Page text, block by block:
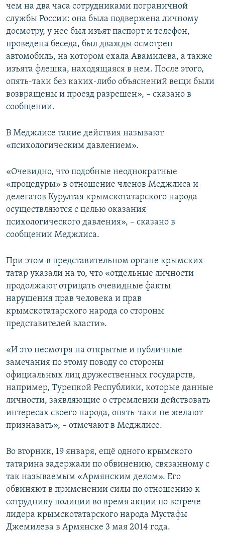
чем на два часа сотрудниками пограничной
службы России: она была подвержена личному
досмотру, у нее был изъят паспорт и телефон,
проведена беседа, был дважды осмотрен
автомобиль, на котором ехала Авамилева, а также
изъята флешка, находящаяся в нем. После этого,
опять-таки без каких-либо объяснений вещи были
возвращены и проезд разрешен», – сказано в
сообщении.
В Меджлисе такие действия называют
«психологическим давлением».
«Очевидно, что подобные неоднократные
«процедуры» в отношение членов Меджлиса и
делегатов Курултая крымскотатарского народа
осуществляются с целью оказания
психологического давления», – сказано в
сообщении Меджлиса.
При этом в представительном органе крымских
татар указали на то, что «отдельные личности
продолжают отрицать очевидные факты
нарушения прав человека и прав
крымскотатарского народа со стороны
представителей власти».
«И это несмотря на открытые и публичные
замечания по этому поводу со стороны
официальных лиц дружественных государств,
например, Турецкой Республики, которые данные
личности, заявляющие о стремлении действовать
интересах своего народа, опять-таки не желают
признавать», – отмечают в Меджлисе.
Во вторник, 19 января, ещё одного крымского
татарина задержали по обвинению, связанному с
так называемым «Армянским делом». Его
обвиняют в применении силы по отношению к
сотруднику полиции во время акции по встрече
лидера крымскотатарского народа Мустафы
Джемилева в Армянске 3 мая 2014 года.